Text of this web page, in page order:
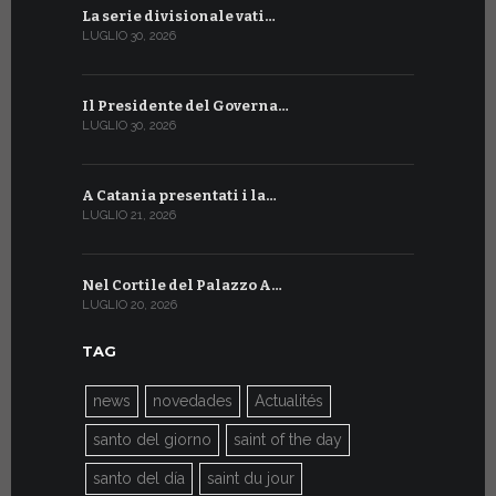
La serie divisionale vati…
LUGLIO 30, 2026
Il Presidente del Governa…
LUGLIO 30, 2026
A Catania presentati i la…
LUGLIO 21, 2026
Nel Cortile del Palazzo A…
LUGLIO 20, 2026
TAG
news novedades Actualités
santo del giorno saint of the day
santo del día saint du jour